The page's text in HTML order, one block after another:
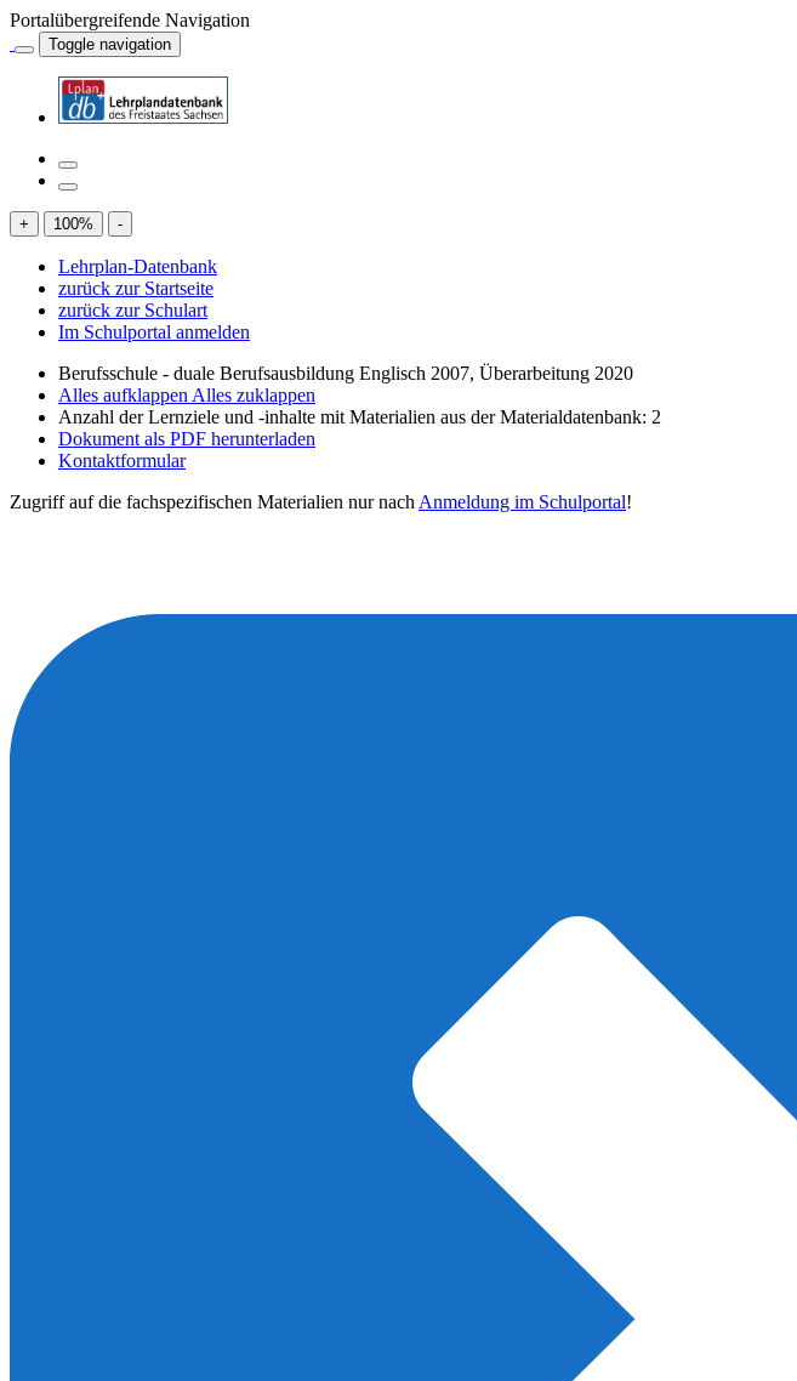
Portalübergreifende Navigation
Toggle navigation
+ 100% -
Lehrplan-Datenbank
zurück zur Startseite
zurück zur Schulart
Im Schulportal anmelden
Berufsschule - duale Berufsausbildung Englisch 2007, Überarbeitung 2020
Alles aufklappen Alles zuklappen
Anzahl der Lernziele und -inhalte mit Materialien aus der Materialdatenbank: 2
Dokument als PDF herunterladen
Kontaktformular
Zugriff auf die fachspezifischen Materialien nur nach Anmeldung im Schulportal!